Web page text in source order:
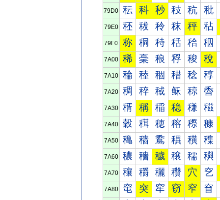
79D0 秐 科 秒 秓 秔 秕
79E0 秠 秡 秢 秣 秤 秥
79F0 称 秱 秲 秳 秴 秵
7A00 稀 稁 稂 稃 稄 稅
7A10 稐 稑 稒 稓 稔 稕
7A20 稠 稡 稢 稣 稤 稥
7A30 稰 稱 稲 稳 稴 稵
7A40 穀 穁 穂 穃 穄 穅
7A50 穐 穑 穒 穓 穔 穕
7A60 穠 穡 穢 穣 穤 穥
7A70 穰 穱 穲 穳 穴 穵
7A80 窀 突 窂 窃 窄 窅